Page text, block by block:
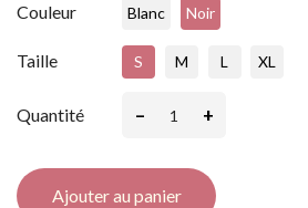
Couleur Blanc Noir
Taille S M L XL
Quantité – +
Ajouter au panier